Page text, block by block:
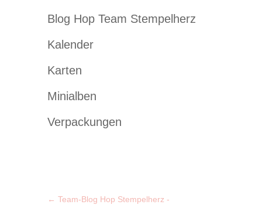
Blog Hop Team Stempelherz
Kalender
Karten
Minialben
Verpackungen
← Team-Blog Hop Stempelherz -